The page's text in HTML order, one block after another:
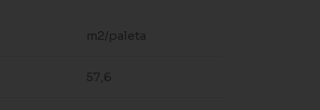
m2/paleta
57,6